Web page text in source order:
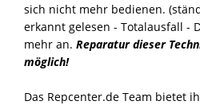
sich nicht mehr bedienen.
erkannt gelesen - Totalausfall -
mehr an. Reparatur dieser
möglich!
Das Repcenter.de Team bietet